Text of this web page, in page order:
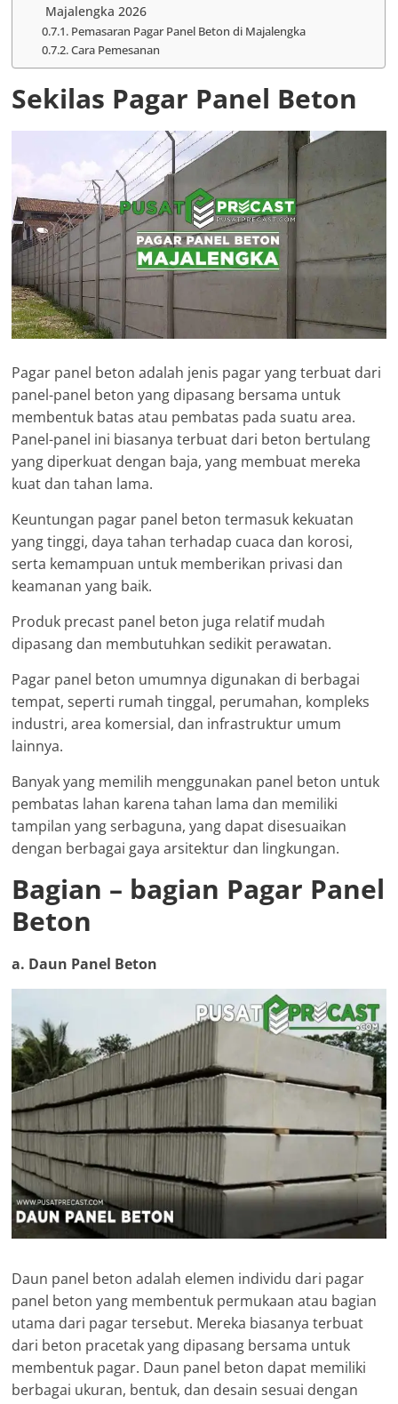
Majalengka 2026
Pemasaran Pagar Panel Beton di Majalengka
Cara Pemesanan
Sekilas Pagar Panel Beton
Pagar panel beton adalah jenis pagar yang terbuat dari
panel-panel beton yang dipasang bersama untuk
membentuk batas atau pembatas pada suatu area.
Panel-panel ini biasanya terbuat dari beton bertulang
yang diperkuat dengan baja, yang membuat mereka
kuat dan tahan lama.
Keuntungan pagar panel beton termasuk kekuatan
yang tinggi, daya tahan terhadap cuaca dan korosi,
serta kemampuan untuk memberikan privasi dan
keamanan yang baik.
Produk precast panel beton juga relatif mudah
dipasang dan membutuhkan sedikit perawatan.
Pagar panel beton umumnya digunakan di berbagai
tempat, seperti rumah tinggal, perumahan, kompleks
industri, area komersial, dan infrastruktur umum
lainnya.
Banyak yang memilih menggunakan panel beton untuk
pembatas lahan karena tahan lama dan memiliki
tampilan yang serbaguna, yang dapat disesuaikan
dengan berbagai gaya arsitektur dan lingkungan.
Bagian – bagian Pagar Panel
Beton
a. Daun Panel Beton
Daun panel beton adalah elemen individu dari pagar
panel beton yang membentuk permukaan atau bagian
utama dari pagar tersebut. Mereka biasanya terbuat
dari beton pracetak yang dipasang bersama untuk
membentuk pagar. Daun panel beton dapat memiliki
berbagai ukuran, bentuk, dan desain sesuai dengan